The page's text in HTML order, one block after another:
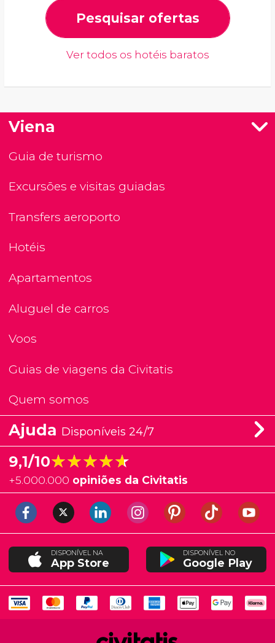
Pesquisar ofertas
Ver todos os hotéis baratos
Viena
Guia de turismo
Excursões e visitas guiadas
Transfers aeroporto
Hotéis
Apartamentos
Aluguel de carros
Voos
Guias de viagens da Civitatis
Quem somos
Ajuda Disponíveis 24/7
9,1/10★★★★★
★★★★★
+5.000.000 opiniões da Civitatis
DISPONÍVEL NA
App Store
DISPONÍVEL NO
Google Play